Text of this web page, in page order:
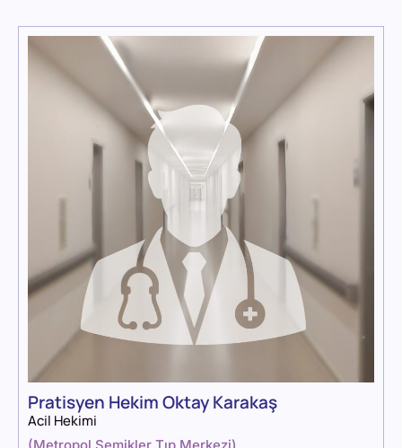
Pratisyen Hekim Oktay Karakaş
Acil Hekimi